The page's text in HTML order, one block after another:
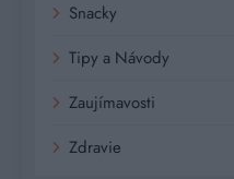
Snacky
Tipy a Návody
Zaujímavosti
Zdravie